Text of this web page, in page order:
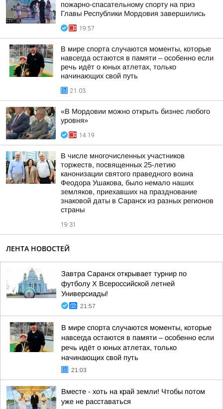
пожарно-спасательному спорту на приз
Главы Республики Мордовия завершились
19:57
В мире спорта случаются моменты, которые
навсегда остаются в памяти – особенно если
речь идёт о юных атлетах, только
начинающих свой путь
21:03
«В Мордовии можно открыть бизнес любого
уровня»
14:19
В числе многочисленных участников
торжеств, посвященных 25-летию
канонизации святого праведного воина
Феодора Ушакова, было немало наших
земляков, приехавших на празднование
знаковой даты в Саранск из разных регионов
страны
19:31
ЛЕНТА НОВОСТЕЙ
Завтра Саранск открывает турнир по
футболу X Всероссийской летней
Универсиады!
21:57
В мире спорта случаются моменты, которые
навсегда остаются в памяти – особенно если
речь идёт о юных атлетах, только
начинающих свой путь
21:03
Вместе - хоть на край земли! Чтобы потом
уже не расставаться